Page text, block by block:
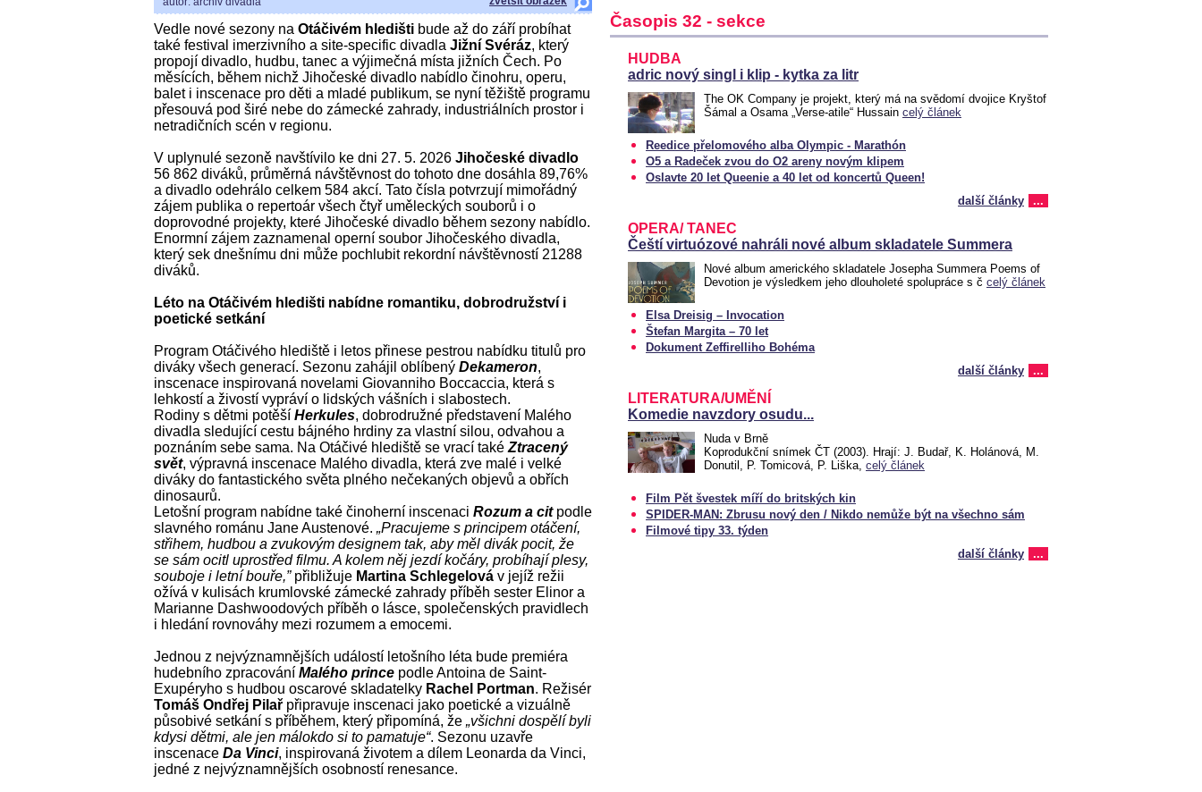
Vedle nové sezony na Otáčivém hledišti bude až do září probíhat
také festival imerzivního a site-specific divadla Jižní Svéráz, který
propojí divadlo, hudbu, tanec a výjimečná místa jižních Čech. Po
měsících, během nichž Jihočeské divadlo nabídlo činohru, operu,
balet i inscenace pro děti a mladé publikum, se nyní těžiště programu
přesouvá pod širé nebe do zámecké zahrady, industriálních prostor i
netradičních scén v regionu.
V uplynulé sezoně navštívilo ke dni 27. 5. 2026 Jihočeské divadlo
56 862 diváků, průměrná návštěvnost do tohoto dne dosáhla 89,76%
a divadlo odehrálo celkem 584 akcí. Tato čísla potvrzují mimořádný
zájem publika o repertoár všech čtyř uměleckých souborů i o
doprovodné projekty, které Jihočeské divadlo během sezony nabídlo.
Enormní zájem zaznamenal operní soubor Jihočeského divadla,
který sek dnešnímu dni může pochlubit rekordní návštěvností 21288
diváků.
Léto na Otáčivém hledišti nabídne romantiku, dobrodružství i
poetické setkání
Program Otáčivého hlediště i letos přinese pestrou nabídku titulů pro
diváky všech generací. Sezonu zahájil oblíbený Dekameron,
inscenace inspirovaná novelami Giovanniho Boccaccia, která s
lehkostí a živostí vypráví o lidských vášních i slabostech.
Rodiny s dětmi potěší Herkules, dobrodružné představení Malého
divadla sledující cestu bájného hrdiny za vlastní silou, odvahou a
poznáním sebe sama. Na Otáčivé hlediště se vrací také Ztracený
svět, výpravná inscenace Malého divadla, která zve malé i velké
diváky do fantastického světa plného nečekaných objevů a obřích
dinosaurů.
Letošní program nabídne také činoherní inscenaci Rozum a citpodle
slavného románu Jane Austenové. „Pracujeme s principem otáčení,
střihem, hudbou a zvukovým designem tak, aby měl divák pocit, že
se sám ocitl uprostřed filmu. A kolem něj jezdí kočáry, probíhají plesy,
souboje i letní bouře,”přibližuje Martina Schlegelová v jejíž režii
ožívá v kulisách krumlovské zámecké zahrady příběh sester Elinor a
Marianne Dashwoodových příběh o lásce, společenských pravidlech
i hledání rovnováhy mezi rozumem a emocemi.
Jednou z nejvýznamnějších událostí letošního léta bude premiéra
hudebního zpracování Malého prince podle Antoina de Saint-
Exupéryho s hudbou oscarové skladatelky Rachel Portman. Režisér
Tomáš Ondřej Pilař připravuje inscenaci jako poetické a vizuálně
působivé setkání s příběhem, který připomíná, že „všichni dospělí byli
kdysi dětmi, ale jen málokdo si to pamatuje“. Sezonu uzavře
inscenace Da Vinci, inspirovaná životem a dílem Leonarda da Vinci,
jedné z nejvýznamnějších osobností renesance.
Časopis 32 - sekce
HUDBA
adric nový singl i klip - kytka za litr
The OK Company je projekt, který má na svědomí dvojice Kryštof
Šámal a Osama „Verse-atile“ Hussain celý článek
Reedice přelomového alba Olympic - Marathón
O5 a Radeček zvou do O2 areny novým klipem
Oslavte 20 let Queenie a 40 let od koncertů Queen!
další články
...
OPERA/ TANEC
Čeští virtuózové nahráli nové album skladatele Summera
Nové album amerického skladatele Josepha Summera Poems of
Devotion je výsledkem jeho dlouholeté spolupráce s č celý článek
Elsa Dreisig – Invocation
Štefan Margita – 70 let
Dokument Zeffirelliho Bohéma
další články
...
LITERATURA/UMĚNÍ
Komedie navzdory osudu...
Nuda v Brně
Koprodukční snímek ČT (2003). Hrají: J. Budař, K. Holánová, M.
Donutil, P. Tomicová, P. Liška, celý článek
Film Pět švestek míří do britských kin
SPIDER-MAN: Zbrusu nový den / Nikdo nemůže být na všechno sám
Filmové tipy 33. týden
další články
...